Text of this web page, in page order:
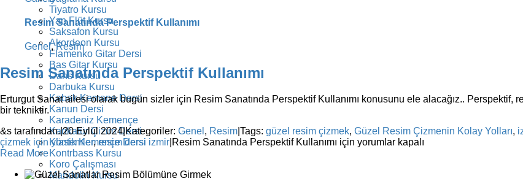
Tiyatro Kursu
Yan Flüt Kursu
Saksafon Kursu
Akordeon Kursu
Flamenko Gitar Dersi
Bas Gitar Kursu
Dans Kursu
Darbuka Kursu
Kabak Kemane Dersi
Kanun Dersi
Karadeniz Kemençe
Karikatür Çizim Dersi
Klasik Kemençe Dersi
Kontrbass Kursu
Koro Çalışması
Mandolin Kursu
Resim Sanatında Perspektif Kullanımı
Genel,Resim
Resim Sanatında Perspektif Kullanımı
Erturgut Sanat ailesi olarak bugün sizler için Resim Sanatında Perspektif Kullanımı konusunu ele alacağız..
bir tekniktir.
&s tarafından.|20 Eylül 2024|Kategoriler: Genel , Resim Tags: güzel resim çizmek, Güzel Resim Çizmenin Kolay Yolları,
çizmek için yöntemler,resim dersi izmir Resim Sanatında Perspektif Kullanımı için yorumlar kapalı
Read More